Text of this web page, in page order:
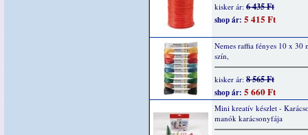
kisker ár: 6 435 Ft
shop ár: 5 415 Ft
Nemes raffia fényes 10 x 30
szín,
kisker ár: 8 565 Ft
shop ár: 5 660 Ft
Mini kreatív készlet -
manók karácsonyfája